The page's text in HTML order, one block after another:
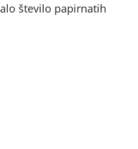
število papirnatih